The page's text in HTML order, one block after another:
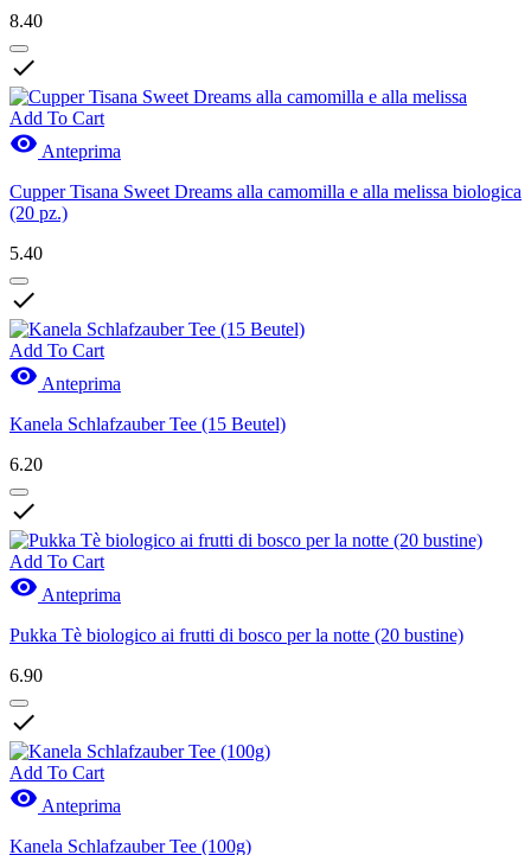
8.40

Add To Cart
 Anteprima
Cupper Tisana Sweet Dreams alla camomilla e alla melissa biologica
(20 pz.)
5.40

Add To Cart
 Anteprima
Kanela Schlafzauber Tee (15 Beutel)
6.20

Add To Cart
 Anteprima
Pukka Tè biologico ai frutti di bosco per la notte (20 bustine)
6.90

Add To Cart
 Anteprima
Kanela Schlafzauber Tee (100g)